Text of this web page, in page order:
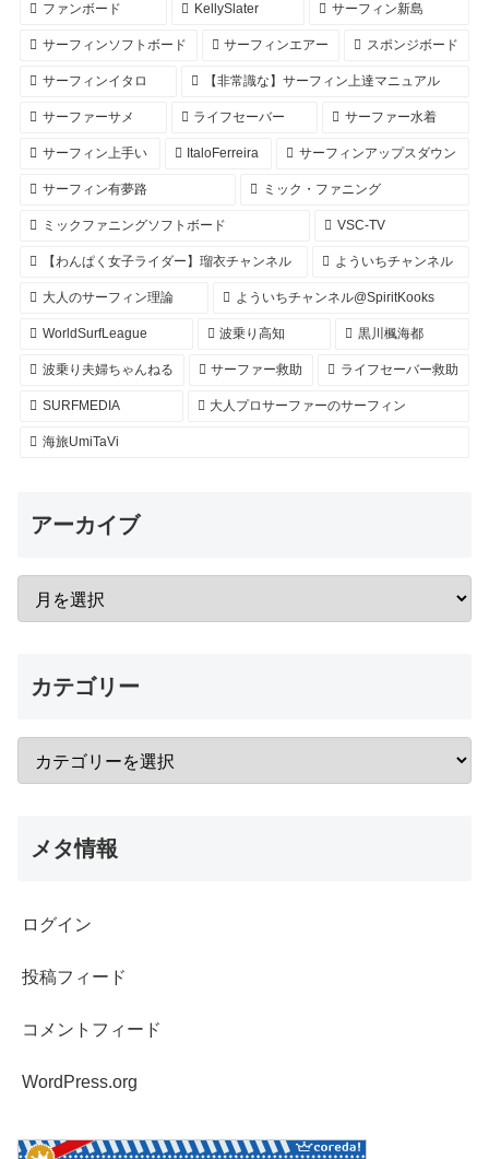
ファンボード KellySlater サーフィン新島
サーフィンソフトボード サーフィンエアー スポンジボード
サーフィンイタロ 【非常識な】サーフィン上達マニュアル
サーファーサメ ライフセーバー サーファー水着
サーフィン上手い ItaloFerreira サーフィンアップスダウン
サーフィン有夢路 ミック・ファニング
ミックファニングソフトボード VSC-TV
【わんぱく女子ライダー】瑠衣チャンネル よういちチャンネル
大人のサーフィン理論 よういちチャンネル@SpiritKooks
WorldSurfLeague 波乗り高知 黒川楓海都
波乗り夫婦ちゃんねる サーファー救助 ライフセーバー救助
SURFMEDIA 大人プロサーファーのサーフィン
海旅UmiTaVi
アーカイブ
カテゴリー
メタ情報
ログイン
投稿フィード
コメントフィード
WordPress.org